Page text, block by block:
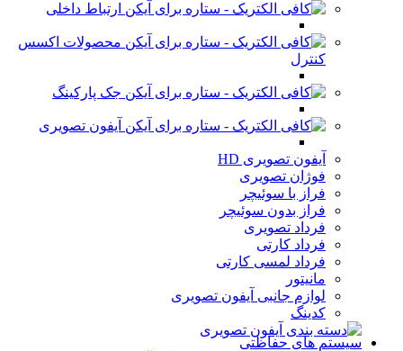
ارتباط داخلی
محصولات اکسس
کنترل
جک پارکینگ
آیفون تصویری
آیفون تصویری HD
فوژان تصویری
فراز با سوئیچر
فراز بدون سوئیچر
فرداد تصویری
فرداد کارتی
فرداد لمسی کارتی
مانیتور
لوازم جانبی آیفون تصویری
کدینگ
سیستم های حفاظتی